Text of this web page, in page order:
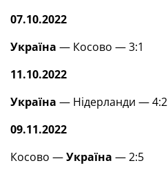
07.10.2022
Україна — Косово — 3:1
11.10.2022
Україна — Нідерланди — 4:2
09.11.2022
Косово —Україна — 2:5